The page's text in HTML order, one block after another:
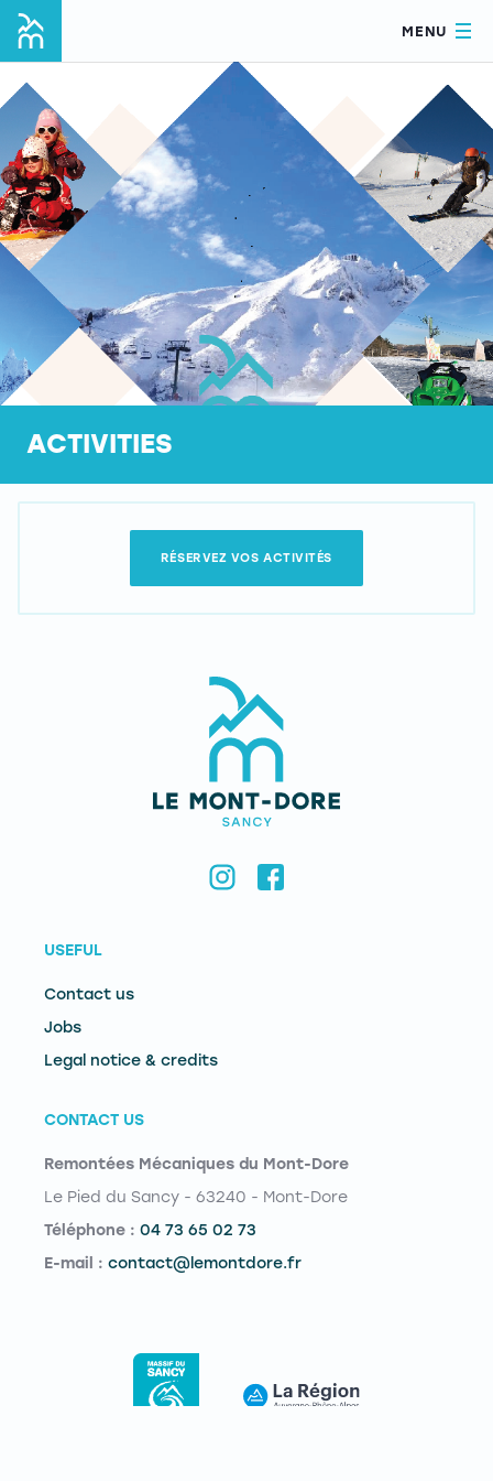
MENU
ACTIVITIES
RÉSERVEZ VOS ACTIVITÉS
USEFUL
Contact us
Jobs
Legal notice & credits
CONTACT US
Remontées Mécaniques du Mont-Dore
Le Pied du Sancy - 63240 - Mont-Dore
Téléphone : 04 73 65 02 73
E-mail : contact@lemontdore.fr